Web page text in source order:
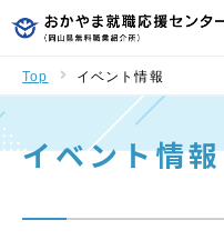
Top イベント情報
イベント情報